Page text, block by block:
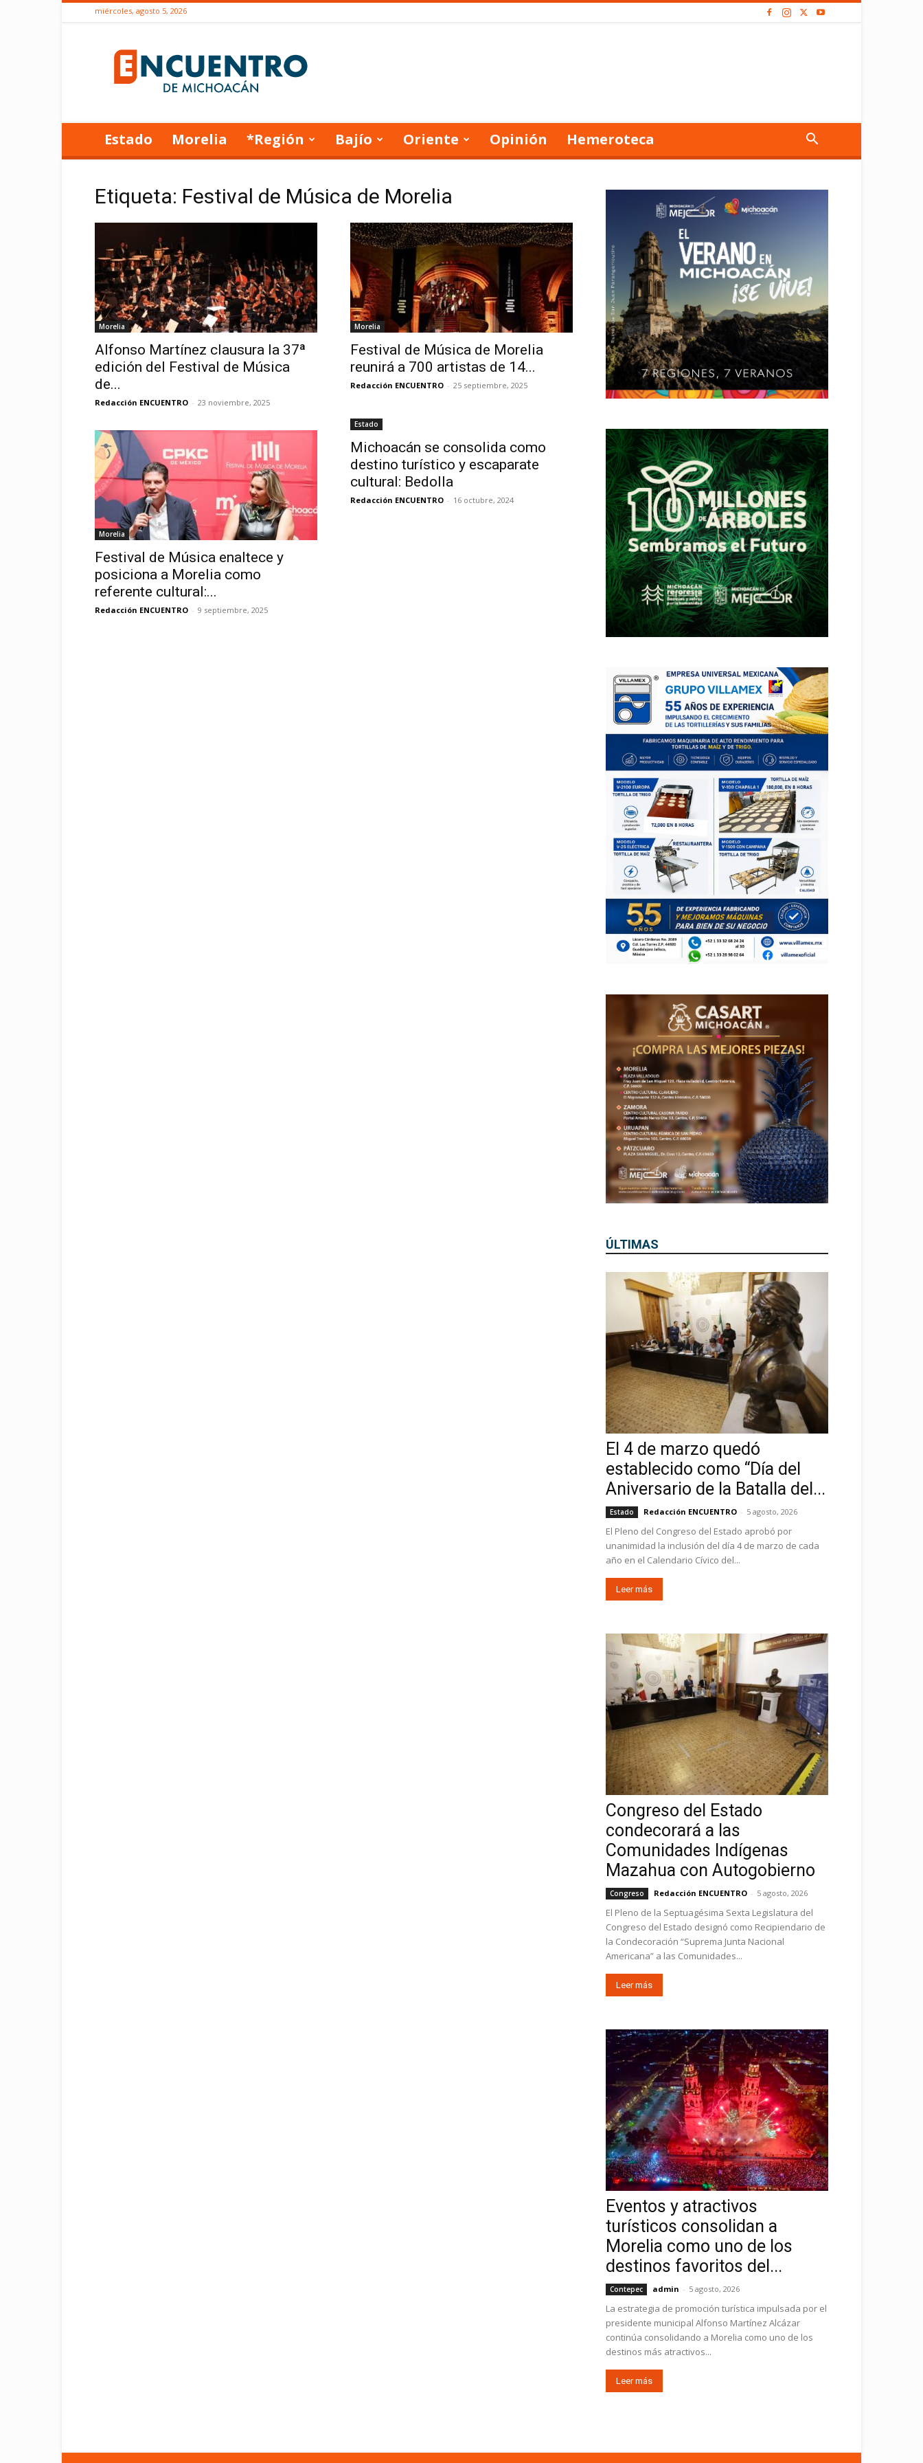
miércoles, agosto 5, 2026
de
Michoacán
Estado Morelia *Región Bajío Oriente Opinión Hemeroteca
Etiqueta: Festival de Música de Morelia
Morelia
Alfonso Martínez clausura la 37ª
edición del Festival de Música
de...
Redacción ENCUENTRO - 23 noviembre, 2025
Morelia
Festival de Música de Morelia
reunirá a 700 artistas de 14...
Redacción ENCUENTRO - 25 septiembre, 2025
Morelia
Festival de Música enaltece y
posiciona a Morelia como
referente cultural:...
Redacción ENCUENTRO - 9 septiembre, 2025
Estado
Michoacán se consolida como
destino turístico y escaparate
cultural: Bedolla
Redacción ENCUENTRO - 16 octubre, 2024
ÚLTIMAS
El 4 de marzo quedó
establecido como “Día del
Aniversario de la Batalla del...
Estado Redacción ENCUENTRO - 5 agosto, 2026
El Pleno del Congreso del Estado aprobó por
unanimidad la inclusión del día 4 de marzo de cada
año en el Calendario Cívico del...
Leer más
Congreso del Estado
condecorará a las
Comunidades Indígenas
Mazahua con Autogobierno
Congreso Redacción ENCUENTRO - 5 agosto, 2026
El Pleno de la Septuagésima Sexta Legislatura del
Congreso del Estado designó como Recipiendario de
la Condecoración “Suprema Junta Nacional
Americana” a las Comunidades...
Leer más
Eventos y atractivos
turísticos consolidan a
Morelia como uno de los
destinos favoritos del...
Contepec admin - 5 agosto, 2026
La estrategia de promoción turística impulsada por el
presidente municipal Alfonso Martínez Alcázar
continúa consolidando a Morelia como uno de los
destinos más atractivos...
Leer más